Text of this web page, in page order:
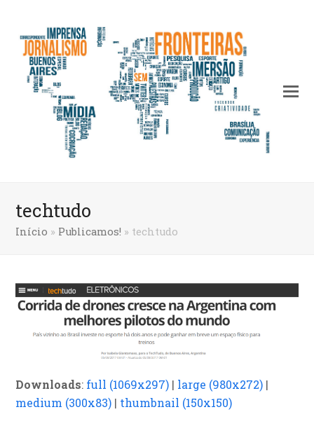
techtudo
Início » Publicamos! » techtudo
Downloads: full (1069x297) | large (980x272) |
medium (300x83) | thumbnail (150x150)